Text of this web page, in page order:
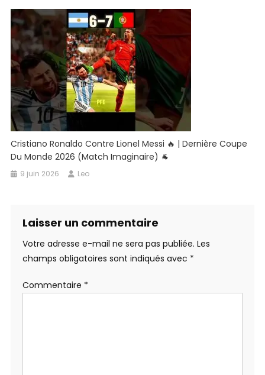
Cristiano Ronaldo Contre Lionel Messi 🔥 | Dernière Coupe
Du Monde 2026 (Match Imaginaire) 🐐
9 juin 2026 Leo
Laisser un commentaire
Votre adresse e-mail ne sera pas publiée. Les
champs obligatoires sont indiqués avec *
Commentaire *